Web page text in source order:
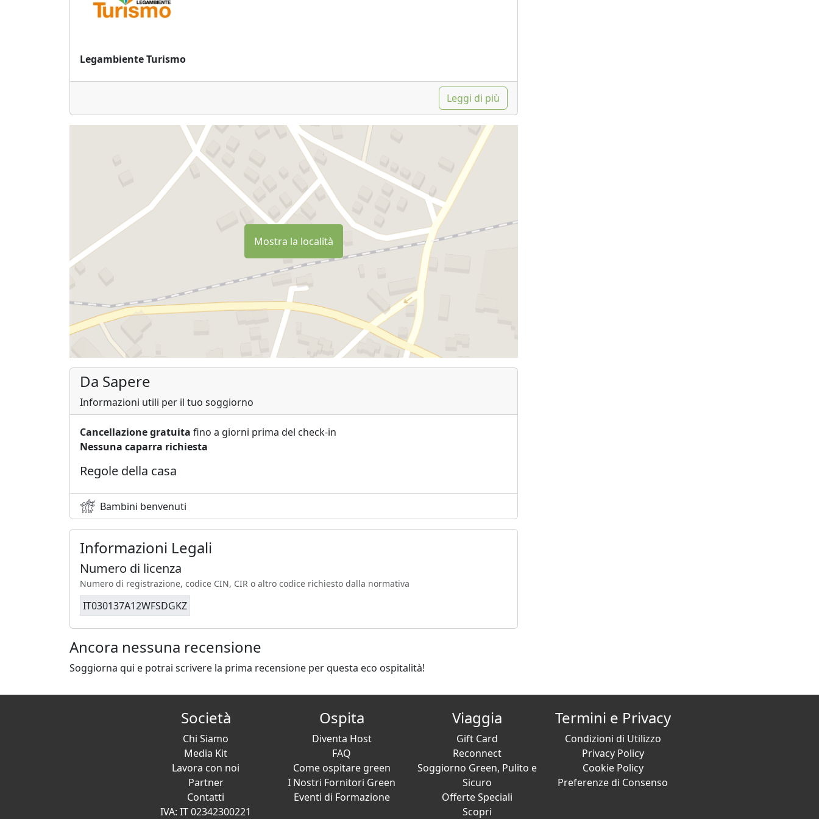
Legambiente Turismo
Leggi di più
Mostra la località
Da Sapere
Informazioni utili per il tuo soggiorno
Cancellazione gratuita fino a giorni prima del check-in
Nessuna caparra richiesta
Regole della casa
Bambini benvenuti
Informazioni Legali
Numero di licenza
Numero di registrazione, codice CIN, CIR o altro codice richiesto dalla normativa
IT030137A12WFSDGKZ
Ancora nessuna recensione
Soggiorna qui e potrai scrivere la prima recensione per questa eco ospitalità!
Società
Chi Siamo
Media Kit
Lavora con noi
Partner
Contatti
IVA: IT 02342300221
Ospita
Diventa Host
FAQ
Come ospitare green
I Nostri Fornitori Green
Eventi di Formazione
Viaggia
Gift Card
Reconnect
Soggiorno Green, Pulito e
Sicuro
Offerte Speciali
Scopri
Termini e Privacy
Condizioni di Utilizzo
Privacy Policy
Cookie Policy
Preferenze di Consenso